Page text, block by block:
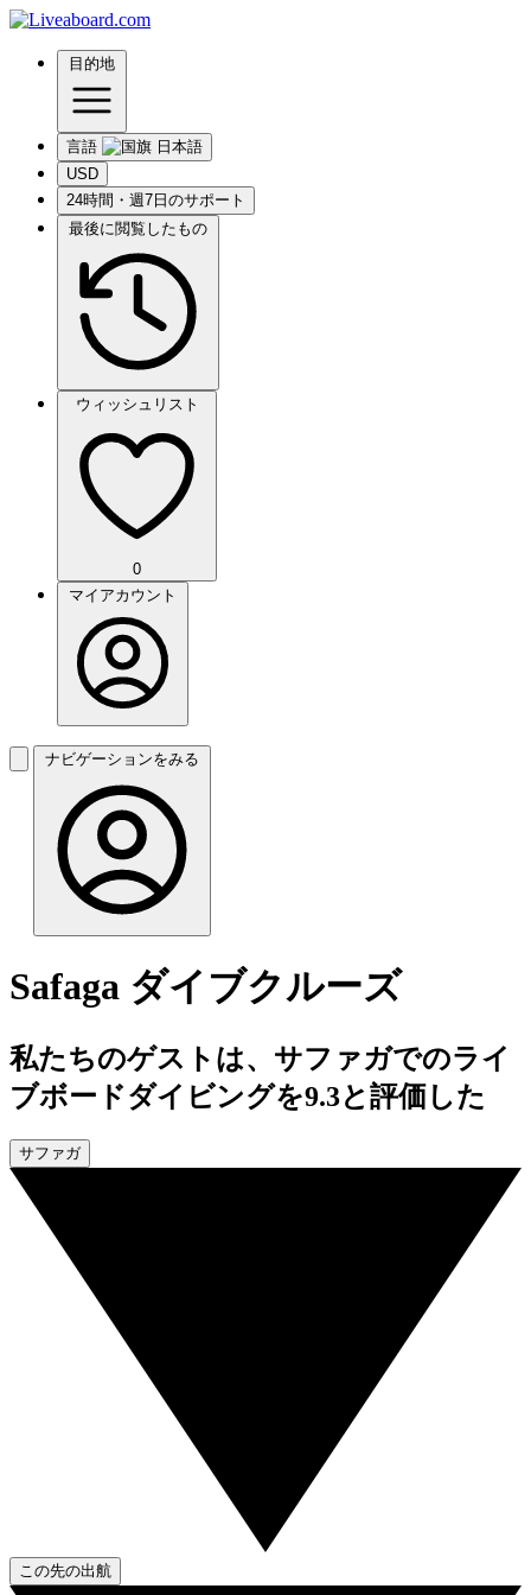
目的地
言語
USD
24時間・週7日のサポート
最後に閲覧したもの
ウィッシュリスト
0
マイアカウント
ナビゲーションをみる
Safaga ダイブクルーズ
私たちのゲストは、サファガでのライ
ブボードダイビングを9.3と評価した
サファガ
この先の出航